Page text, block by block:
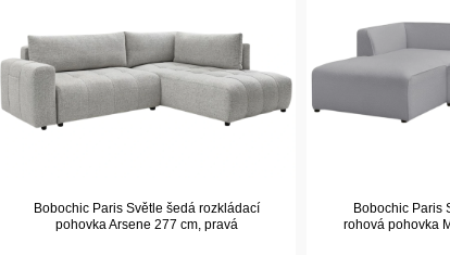
Bobochic Paris Světle šedá rozkládací
pohovka Arsene 277 cm, pravá
Bobochic Paris
rohová pohovka